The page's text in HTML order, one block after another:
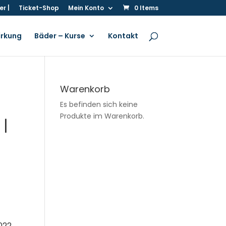
| Ticket-Shop Mein Konto 0 Items
Bäder – Kurse Kontakt
Warenkorb
Es befinden sich keine
Produkte im Warenkorb.